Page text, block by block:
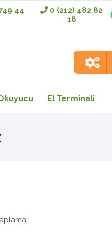
44
0 (212) 482 82
18
El Terminali